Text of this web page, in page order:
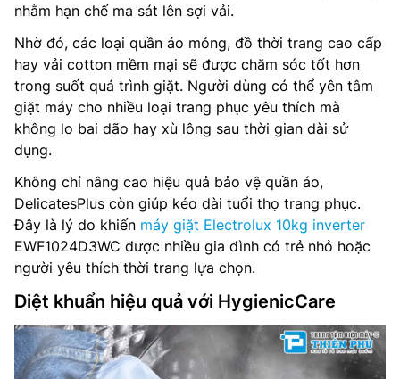
nhằm hạn chế ma sát lên sợi vải.
Nhờ đó, các loại quần áo mỏng, đồ thời trang cao cấp
hay vải cotton mềm mại sẽ được chăm sóc tốt hơn
trong suốt quá trình giặt. Người dùng có thể yên tâm
giặt máy cho nhiều loại trang phục yêu thích mà
không lo bai dão hay xù lông sau thời gian dài sử
dụng.
Không chỉ nâng cao hiệu quả bảo vệ quần áo,
DelicatesPlus còn giúp kéo dài tuổi thọ trang phục.
Đây là lý do khiến máy giặt Electrolux 10kg inverter
EWF1024D3WC được nhiều gia đình có trẻ nhỏ hoặc
người yêu thích thời trang lựa chọn.
Diệt khuẩn hiệu quả với HygienicCare